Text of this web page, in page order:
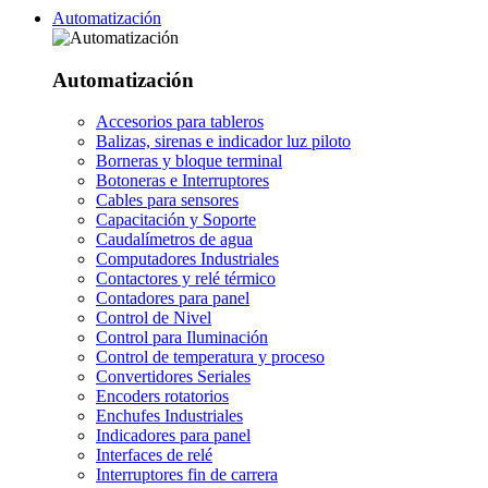
Automatización
Automatización
Accesorios para tableros
Balizas, sirenas e indicador luz piloto
Borneras y bloque terminal
Botoneras e Interruptores
Cables para sensores
Capacitación y Soporte
Caudalímetros de agua
Computadores Industriales
Contactores y relé térmico
Contadores para panel
Control de Nivel
Control para Iluminación
Control de temperatura y proceso
Convertidores Seriales
Encoders rotatorios
Enchufes Industriales
Indicadores para panel
Interfaces de relé
Interruptores fin de carrera